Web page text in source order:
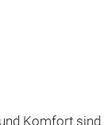
Komfort